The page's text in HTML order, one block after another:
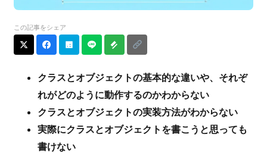
この記事をシェア
クラスとオブジェクトの基本的な違いや、それぞ
れがどのように動作するのかわからない
クラスとオブジェクトの実装方法がわからない
実際にクラスとオブジェクト を書こうと思っても
書けない